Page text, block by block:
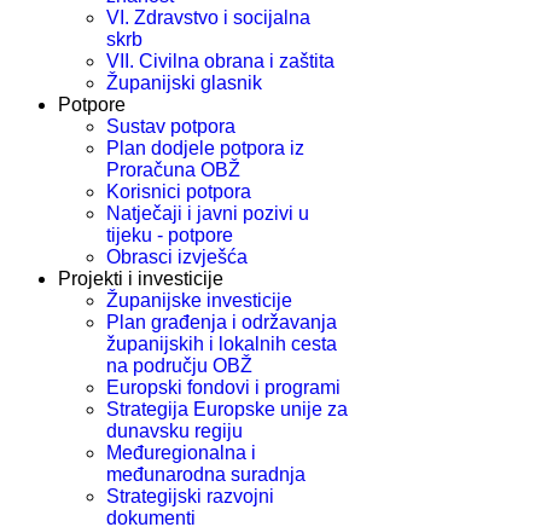
VI. Zdravstvo i socijalna
skrb
VII. Civilna obrana i zaštita
Županijski glasnik
Potpore
Sustav potpora
Plan dodjele potpora iz
Proračuna OBŽ
Korisnici potpora
Natječaji i javni pozivi u
tijeku - potpore
Obrasci izvješća
Projekti i investicije
Županijske investicije
Plan građenja i održavanja
županijskih i lokalnih cesta
na području OBŽ
Europski fondovi i programi
Strategija Europske unije za
dunavsku regiju
Međuregionalna i
međunarodna suradnja
Strategijski razvojni
dokumenti